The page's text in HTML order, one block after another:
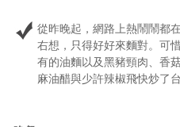
從昨晚起，網路上熱鬧鬧都
右想，只得好好來麵對。可
有的油麵以及黑豬頸肉、香
麻油醋與少許辣椒飛快炒了